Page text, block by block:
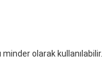
olarak kullanılabilir.